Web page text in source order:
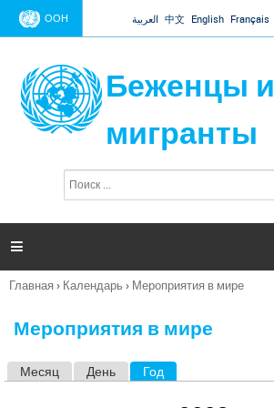
Jump to navigation
ООН العربية 中文 English Français
Беженцы и
мигранты
п
и

Вы
Главная › Календарь › Мероприятия в мире
Мероприятия в мире
Месяц День Год